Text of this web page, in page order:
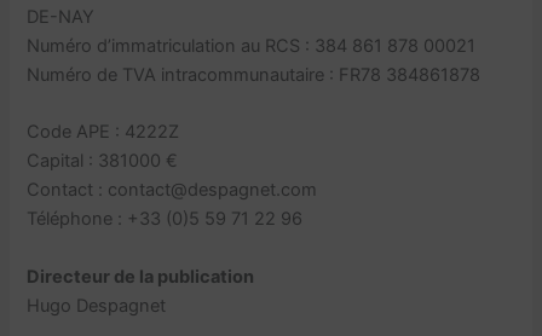
DE-NAY
Numéro d’immatriculation au RCS : 384 861 878 00021
Numéro de TVA intracommunautaire : FR78 384861878
Code APE : 4222Z
Capital : 381000 €
Contact : contact@despagnet.com
Téléphone : +33 (0)5 59 71 22 96
Directeur de la publication
Hugo Despagnet